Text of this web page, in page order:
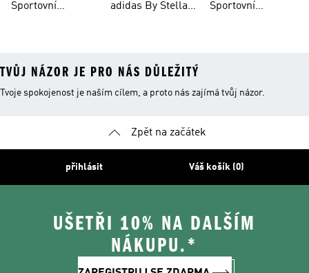
Sportovní
adidas By Stella
Sportovní
TVŮJ NÁZOR JE PRO NÁS DŮLEŽITÝ
Tvoje spokojenost je naším cílem, a proto nás zajímá tvůj názor.
Zpět na začátek
přihlásit Váš košík (0)
UŠETŘI 10% NA DALŠÍM
NÁKUPU.*